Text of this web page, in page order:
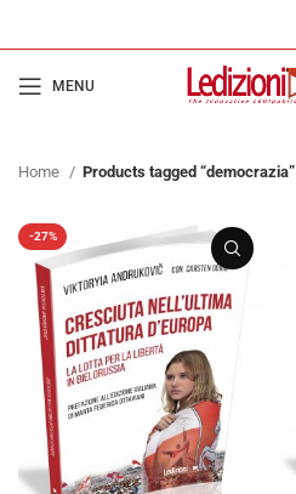
MENU
Home Products tagged “democrazia”
-27%